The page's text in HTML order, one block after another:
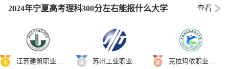
2024年宁夏高考理科300分左右能报什么大学 查看
江苏建筑职业技术学院 苏州工业职业技术学院 克拉玛依职业技术学院